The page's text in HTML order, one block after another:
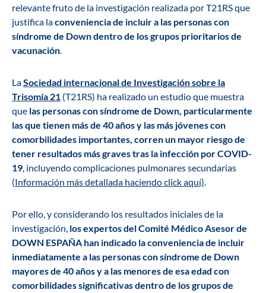
relevante fruto de la investigación realizada por T21RS que
justifica laconveniencia de incluir a las personas con
síndrome de Down dentro de los grupos prioritarios de
vacunación.
LaSociedad internacional de Investigación sobre la
Trisomía 21 (T21RS) ha realizado un estudio que muestra
que las personas con síndrome de Down, particularmente
las que tienen más de 40 años y las más jóvenes con
comorbilidades importantes, corren un mayor riesgo de
tener resultados más graves tras la infección por COVID-
19, incluyendo complicaciones pulmonares secundarias
(Información más detallada haciendo click aquí).
Por ello, y considerando los resultados iniciales de la
investigación, los expertos del Comité Médico Asesor de
DOWN ESPAÑA han indicado la conveniencia de incluir
inmediatamente a las personas con síndrome de Down
mayores de 40 años y a las menores de esa edad con
comorbilidades significativas dentro de los grupos de